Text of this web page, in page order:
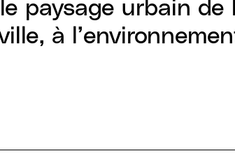
paysage urbain de
à